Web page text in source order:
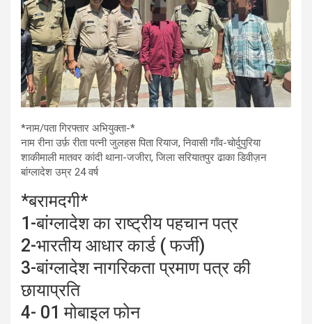
*नाम/पता गिरफ्तार अभियुक्ता-*
नाम रीना उर्फ़ रीता पत्नी जुलहस पिता रियाज, निवासी गाँव-चोर्दुपुरिया
शाकीमाली मातवर कांदी थाना-जजीरा, जिला सरियातपुर ढाका डिवीज़न
बांग्लादेश उम्र 24 वर्ष
*बरामदगी*
1-बांग्लादेश का राष्ट्रीय पहचान पत्र
2-भारतीय आधार कार्ड ( फर्जी)
3-बांग्लादेश नागरिकता प्रमाण पत्र की
छायाप्रति
4- 01 मोबाइल फोन